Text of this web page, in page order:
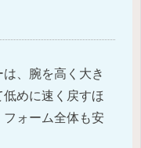
、腕を高く大き
めに速く戻すほ
フォーム全体も安